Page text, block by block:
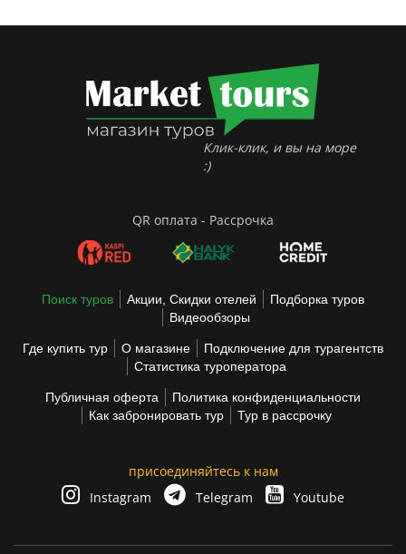
Клик-клик, и вы на море
:)
QR оплата - Рассрочка
Поиск туров Акции, Скидки отелей
Подборка туров
Видеообзоры
Где купить тур О магазине
Подключение для турагентств
Статистика туроператора
Публичная оферта
Политика конфиденциальности
Как забронировать тур
Тур в рассрочку
присоединяйтесь к нам
Instagram
Telegram Youtube